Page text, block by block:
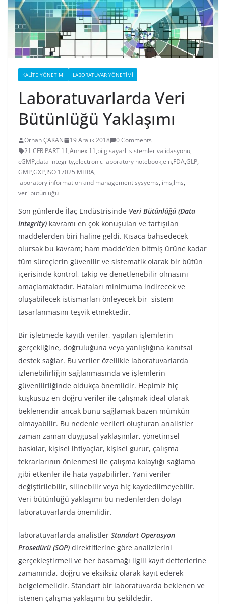
KALITE YÖNETIMI LABORATUVAR YÖNETIMI
Laboratuvarlarda Veri
Bütünlüğü Yaklaşımı
Orhan ÇAKAN 19 Aralık 2018
0 Comments
21 CFR PART 11,Annex 11,bilgisayarlı sistemler validasyonu,
cGMP,data integrity,electronic laboratory notebook,eln,FDA,GLP,
GMP,GXP,ISO 17025 MHRA,
laboratory information and management sysyems,lims,lms,
veri bütünlüğü
Son günlerde İlaç Endüstrisinde Veri Bütünlüğü (Data
Integrity) kavramı en çok konuşulan ve tartışılan
maddelerden biri haline geldi. Kısaca bahsedecek
olursak bu kavram; ham madde’den bitmiş ürüne kadar
tüm süreçlerin güvenilir ve sistematik olarak bir bütün
içerisinde kontrol, takip ve denetlenebilir olmasını
amaçlamaktadır. Hataları minimuma indirecek ve
oluşabilecek istismarları önleyecek bir sistem
tasarlanmasını teşvik etmektedir.
Bir işletmede kayıtlı veriler, yapılan işlemlerin
gerçekliğine, doğruluğuna veya yanlışlığına kanıtsal
destek sağlar. Bu veriler özellikle laboratuvarlarda
izlenebilirliğin sağlanmasında ve işlemlerin
güvenilirliğinde oldukça önemlidir. Hepimiz hiç
kuşkusuz en doğru veriler ile çalışmak ideal olarak
beklenendir ancak bunu sağlamak bazen mümkün
olmayabilir. Bu nedenle verileri oluşturan analistler
zaman zaman duygusal yaklaşımlar, yönetimsel
baskılar, kişisel ihtiyaçlar, kişisel gurur, çalışma
tekrarlarının önlenmesi ile çalışma kolaylığı sağlama
gibi etkenler ile hata yapabilirler. Yani veriler
değiştirilebilir, silinebilir veya hiç kaydedilmeyebilir.
Veri bütünlüğü yaklaşımı bu nedenlerden dolayı
laboratuvarlarda önemlidir.
laboratuvarlarda analistler Standart Operasyon
Prosedürü (SOP) direktiflerine göre analizlerini
gerçekleştirmeli ve her basamağı ilgili kayıt defterlerine
zamanında, doğru ve eksiksiz olarak kayıt ederek
belgelemelidir. Standart bir laboratuvarda beklenen ve
istenen çalışma yaklaşımı bu şekildedir.